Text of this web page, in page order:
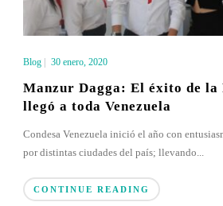
Blog| 30 enero, 2020
Manzur Dagga: El éxito de la
llegó a toda Venezuela
Condesa Venezuela inició el año con
por distintas ciudades del país; llevando...
CONTINUE READING